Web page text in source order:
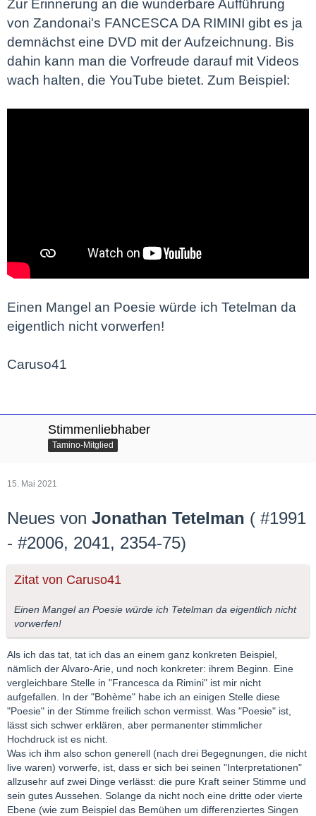
Zur Erinnerung an die wunderbare Aufführung
von Zandonai's FANCESCA DA RIMINI gibt es ja
demnächst eine DVD mit der Aufzeichnung. Bis
dahin kann man die Vorfreude darauf mit Videos
wach halten, die YouTube bietet. Zum Beispiel:
Einen Mangel an Poesie würde ich Tetelman da
eigentlich nicht vorwerfen!
Caruso41
Stimmenliebhaber
Tamino-Mitglied
15. Mai 2021
Neues von Jonathan Tetelman ( #1991
- #2006, 2041, 2354-75)
Zitat von Caruso41
Einen Mangel an Poesie würde ich Tetelman da eigentlich nicht
vorwerfen!
Als ich das tat, tat ich das an einem ganz konkreten Beispiel,
nämlich der Alvaro-Arie, und noch konkreter: ihrem Beginn. Eine
vergleichbare Stelle in "Francesca da Rimini" ist mir nicht
aufgefallen. In der "Bohème" habe ich an einigen Stelle diese
"Poesie" in der Stimme freilich schon vermisst. Was "Poesie" ist,
lässt sich schwer erklären, aber permanenter stimmlicher
Hochdruck ist es nicht.
Was ich ihm also schon generell (nach drei Begegnungen, die nicht
live waren) vorwerfe, ist, dass er sich bei seinen "Interpretationen"
allzusehr auf zwei Dinge verlässt: die pure Kraft seiner Stimme und
sein gutes Aussehen. Solange da nicht noch eine dritte oder vierte
Ebene (wie zum Beispiel das Bemühen um differenziertes Singen